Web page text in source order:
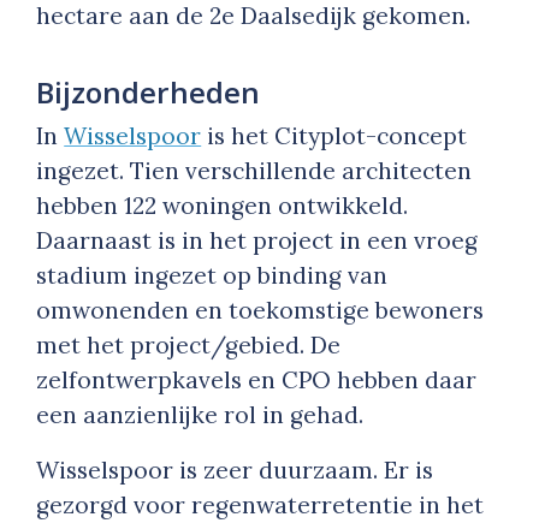
hectare aan de 2e Daalsedijk gekomen.
Bijzonderheden
InWisselspoor is het Cityplot-concept
ingezet. Tien verschillende architecten
hebben 122 woningen ontwikkeld.
Daarnaast is in het project in een vroeg
stadium ingezet op binding van
omwonenden en toekomstige bewoners
met het project/gebied. De
zelfontwerpkavels en CPO hebben daar
een aanzienlijke rol in gehad.
Wisselspoor is zeer duurzaam. Er is
gezorgd voor regenwaterretentie in het